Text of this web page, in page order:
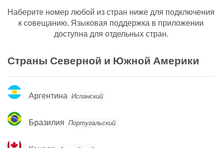
Наберите номер любой из стран ниже для подключения
к совещанию. Языковая поддержка в приложении
доступна для отдельных стран.
Страны Северной и Южной Америки
Аргентина
Аргентина Испанский
Бразилия
Бразилия Португальский
Канада